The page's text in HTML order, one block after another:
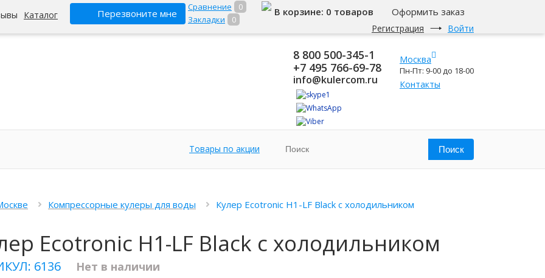
Каталог Перезвоните мне
Сравнение
0
Закладки
0
Регистрация Войти
В корзине: 0 товаров Оформить заказ
8 800 500-345-1
+7 495 766-69-78
info@kulercom.ru
Москва
Пн-Пт: 9-00 до 18-00
Контакты
Товары по акции
Компрессорные кулеры для воды Кулер Ecotronic H1-LF Black c холодильником
Ecotronic H1-LF Black c холодильником
6136 Нет в наличии